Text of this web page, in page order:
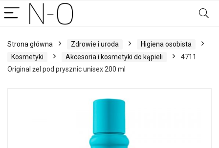
Strona główna Zdrowie i uroda
Higiena osobista
Kosmetyki
Akcesoria i kosmetyki do kąpieli
4711
Original żel pod prysznic unisex 200 ml